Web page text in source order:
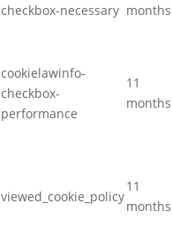
checkbox-necessary months
cookielawinfo-
checkbox-
performance
11
months
viewed_cookie_policy
11
months